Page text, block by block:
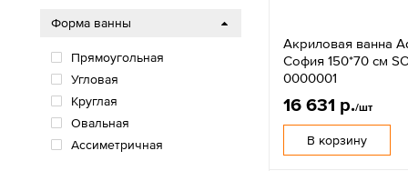
Акриловая ванна
София 150*70 см
0000001
16 631 р./шт
В корзину
Форма ванны
Прямоугольная
Угловая
Круглая
Овальная
Ассиметричная